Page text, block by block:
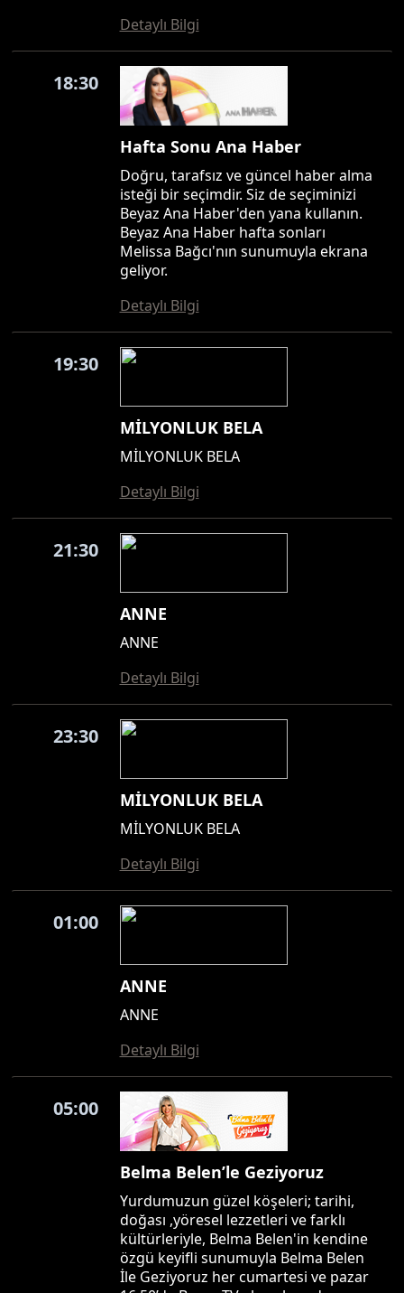
Detaylı Bilgi
18:30
Hafta Sonu Ana Haber
Doğru, tarafsız ve güncel haber alma
isteği bir seçimdir. Siz de seçiminizi
Beyaz Ana Haber'den yana kullanın.
Beyaz Ana Haber hafta sonları
Melissa Bağcı'nın sunumuyla ekrana
geliyor.
Detaylı Bilgi
19:30
MİLYONLUK BELA
MİLYONLUK BELA
Detaylı Bilgi
21:30
ANNE
ANNE
Detaylı Bilgi
23:30
MİLYONLUK BELA
MİLYONLUK BELA
Detaylı Bilgi
01:00
ANNE
ANNE
Detaylı Bilgi
05:00
Belma Belen’le Geziyoruz
Yurdumuzun güzel köşeleri; tarihi,
doğası ,yöresel lezzetleri ve farklı
kültürleriyle, Belma Belen'in kendine
özgü keyifli sunumuyla Belma Belen
İle Geziyoruz her cumartesi ve pazar